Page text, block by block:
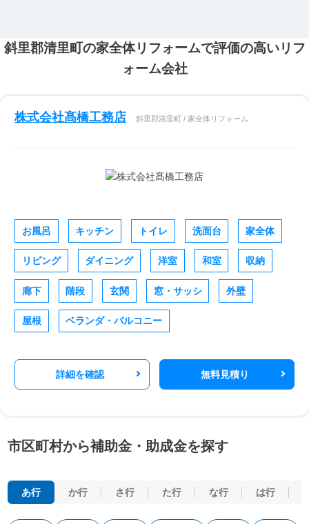
斜里郡清里町の家全体リフォームで評価の高いリフ
ォーム会社
株式会社髙橋工務店 斜里郡清里町 / 家全体リフォーム
お風呂 キッチン トイレ 洗面台 家全体
リビング ダイニング 洋室 和室 収納
廊下 階段 玄関 窓・サッシ 外壁
屋根 ベランダ・バルコニー
詳細を確認 無料見積り
市区町村から補助金・助成金を探す
あ行 か行 さ行 た行 な行 は行